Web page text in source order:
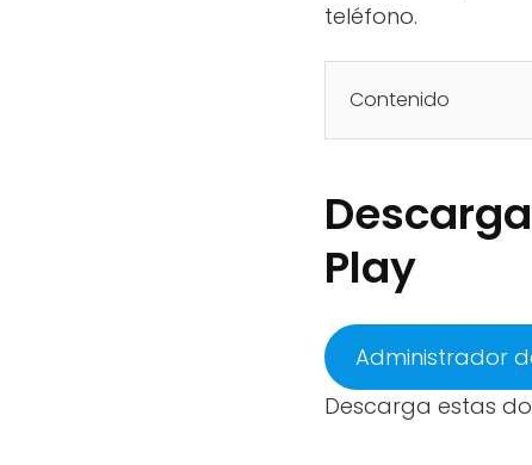
teléfono.
Contenido
Play
Administrador
Descarga estas